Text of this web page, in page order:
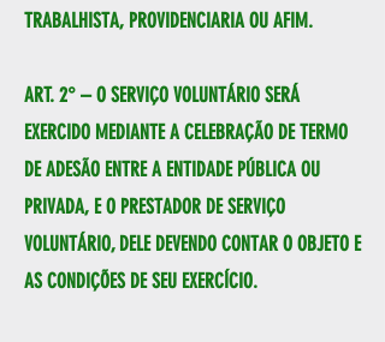
TRABALHISTA, PROVIDENCIARIA OU AFIM.
ART. 2° – O SERVIÇO VOLUNTÁRIO SERÁ
EXERCIDO MEDIANTE A CELEBRAÇÃO DE TERMO
DE ADESÃO ENTRE A ENTIDADE PÚBLICA OU
PRIVADA, E O PRESTADOR DE SERVIÇO
VOLUNTÁRIO, DELE DEVENDO CONTAR O OBJETO E
AS CONDIÇÕES DE SEU EXERCÍCIO.